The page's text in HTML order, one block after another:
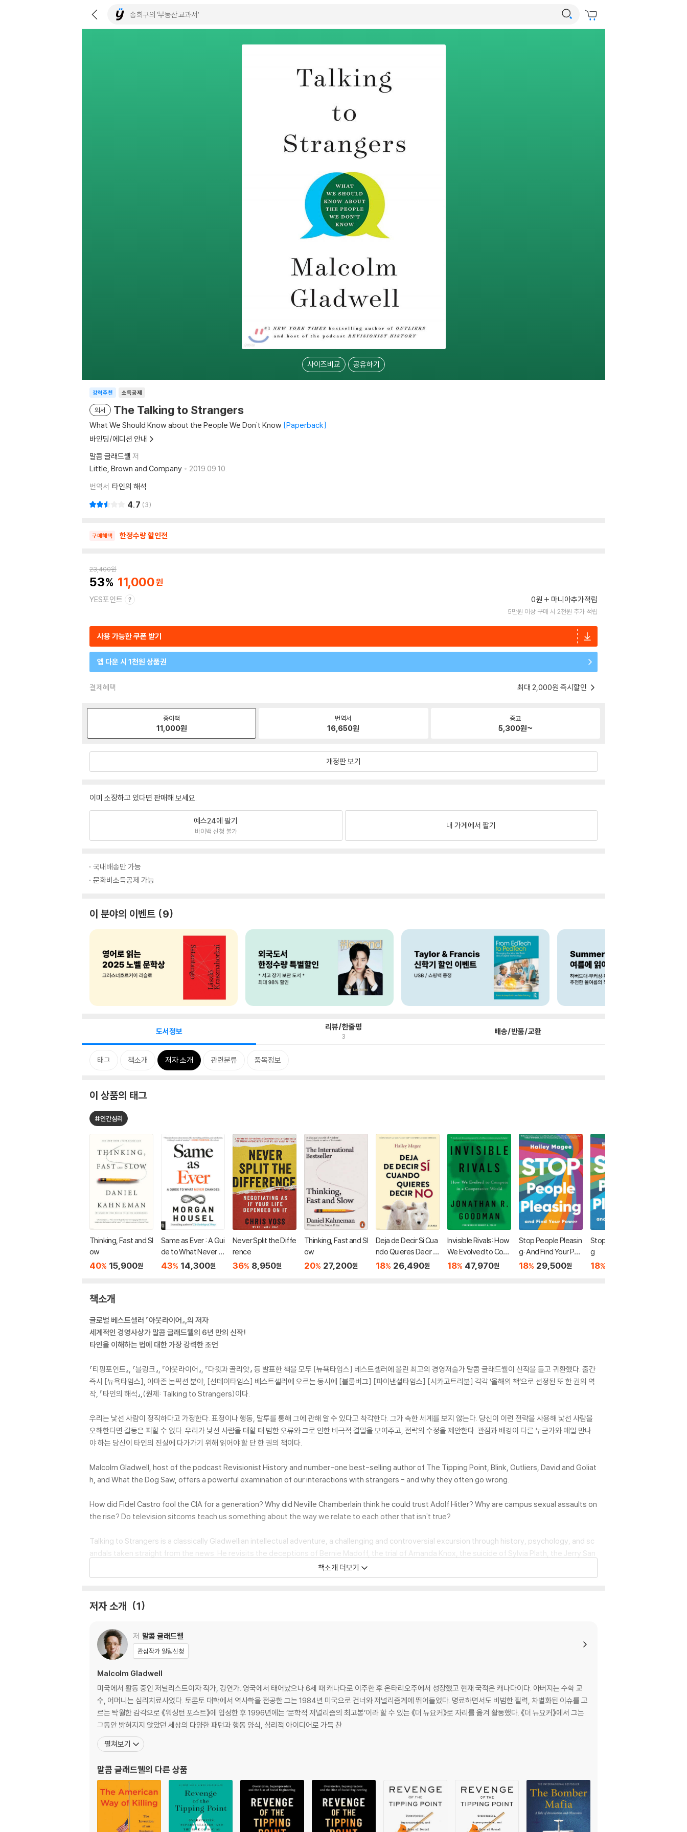
사이즈비교 공유하기
소득공제
강력추천
외서 The Talking to Strangers
What We Should Know about the People We Don't Know Paperback
바인딩/에디션 안내
말콤 글래드웰 저
Little, Brown and Company
2019.09.10.
번역서 타인의 해석
4.7 3
구매혜택 한정수량 할인전
23,400원
53 11,000
YES포인트 0원 마니아추가적립
5만원 이상 구매 시 2천원 추가 적립
사용 가능한 쿠폰 받기
앱 다운 시 1천원 상품권
결제혜택 최대 2,000원 즉시할인
종이책
11,000원
번역서
16,650원
중고
5,300원~
개정판 보기
이미 소장하고 있다면 판매해 보세요.
예스24에 팔기
바이백 신청 불가
내 가게에서 팔기
국내배송만 가능
문화비소득공제 가능
이 분야의 이벤트 9
도서정보 리뷰/한줄평
3 배송/반품/교환
태그 책소개 저자 소개 관련분류 품목정보
이 상품의 태그
#인간심리
Thinking, Fast and Sl
ow
40% 15,900원
Same as Ever : A Gui
de to What Never C
hanges
43% 14,300원
Never Split the Diffe
rence
36% 8,950원
Thinking, Fast and Sl
ow
20% 27,200원
Deja de Decir Si Cua
ndo Quieres Decir N
o / Stop People Plea
18% 26,490원
Invisible Rivals: How
We Evolved to Com
pete in a Cooperativ
18% 47,970원
Stop People Pleasin
g: And Find Your Po
wer
18% 29,500원
Stop People Pleasin
g
18%
책소개
글로벌 베스트셀러 『아웃라이어』,의 저자
세계적인 경영사상가 말콤 글래드웰의 6년 만의 신작!
타인을 이해하는 법에 대한 가장 강력한 조언
『티핑포인트』, 『블링크』, 『아웃라이어』, 『다윗과 골리앗』 등 발표한 책을 모두 [뉴욕타임스] 베스트셀러에 올린 최고의 경영저술가 말콤 글래드웰이 신작을 들고 귀환했다. 출간
즉시 [뉴욕타임스], 아마존 논픽션 분야, [선데이타임스] 베스트셀러에 오르는 동시에 [블룸버그] [파이낸셜타임스] [시카고트리뷴] 각각 ‘올해의 책’으로 선정된 또 한 권의 역
작, 『타인의 해석』,(원제: Talking to Strangers)이다.
우리는 낯선 사람이 정직하다고 가정한다. 표정이나 행동, 말투를 통해 그에 관해 알 수 있다고 착각한다. 그가 속한 세계를 보지 않는다. 당신이 이런 전략을 사용해 낯선 사람을
오해한다면 갈등은 피할 수 없다. 우리가 낯선 사람을 대할 때 범한 오류와 그로 인한 비극적 결말을 보여주고, 전략의 수정을 제안한다. 관점과 배경이 다른 누군가와 매일 만나
야 하는 당신이 타인의 진실에 다가가기 위해 읽어야 할 단 한 권의 책이다.
Malcolm Gladwell, host of the podcast Revisionist History and number-one best-selling author of The Tipping Point, Blink, Outliers, David and Goliat
h, and What the Dog Saw, offers a powerful examination of our interactions with strangers - and why they often go wrong.
How did Fidel Castro fool the CIA for a generation? Why did Neville Chamberlain think he could trust Adolf Hitler? Why are campus sexual assaults on
the rise? Do television sitcoms teach us something about the way we relate to each other that isn't true?
Talking to Strangers is a classically Gladwellian intellectual adventure, a challenging and controversial excursion through history, psychology, and sc
andals taken straight from the news. He revisits the deceptions of Bernie Madoff, the trial of Amanda Knox, the suicide of Sylvia Plath, the Jerry San
dusky pedophilia scandal at Penn State University, and the death of Sandra Bland - throwing our understanding of these and other stories into doub
t. Something is very wrong, Gladwell argues, with the tools and strategies we use to make sense of people we don't know. And because we don't k
book since his number one best seller, David and Goliath, Malcolm Gladwell has written a gripping guidebook for troubled times.
책소개 더보기
저자 소개 1
저 말콤 글래드웰
관심작가 알림신청
Malcolm Gladwell
미국에서 활동 중인 저널리스트이자 작가, 강연가. 영국에서 태어났으나 6세 때 캐나다로 이주한 후 온타리오주에서 성장했고 현재 국적은 캐나다이다. 아버지는 수학 교
수, 어머니는 심리치료사였다. 토론토 대학에서 역사학을 전공한 그는 1984년 미국으로 건너와 저널리즘계에 뛰어들었다. 명료하면서도 비범한 필력, 차별화된 이슈를 고
르는 탁월한 감각으로 《워싱턴 포스트》에 입성한 후 1996년에는 ‘문학적 저널리즘의 최고봉’이라 할 수 있는 《더 뉴요커》로 자리를 옮겨 활동했다. 《더 뉴요커》에서 그는
그동안 밝혀지지 않았던 세상의 다양한 패턴과 행동 양식, 심리적 아이디어로 가득 찬
펼쳐보기
말콤 글래드웰의 다른 상품